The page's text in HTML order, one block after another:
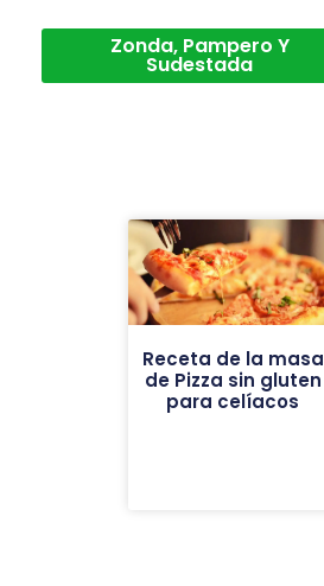
Zonda, Pampero Y
Sudestada
Receta de la masa
de Pizza sin gluten
para celíacos